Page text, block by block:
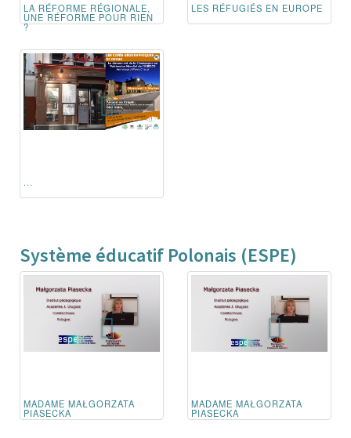
LA RÉFORME RÉGIONALE,
UNE RÉFORME POUR RIEN
?
LES RÉFUGIÉS EN EUROPE
...
Système éducatif Polonais (ESPE)
MADAME MAŁGORZATA
PIASECKA
MADAME MAŁGORZATA
PIASECKA